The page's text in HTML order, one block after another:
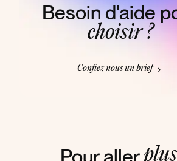
Besoin d'aide
choisir ?
Confiez nous un brief